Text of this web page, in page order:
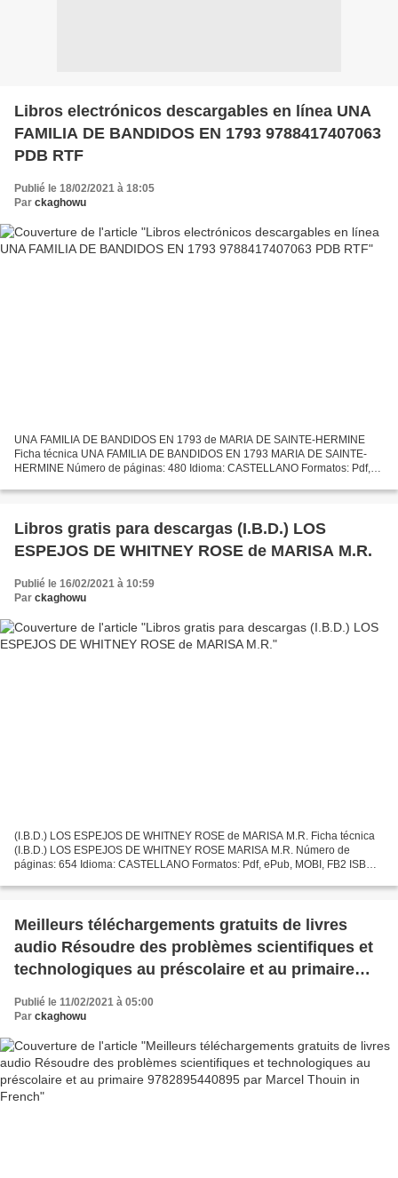
Libros electrónicos descargables en línea UNA
FAMILIA DE BANDIDOS EN 1793 9788417407063
PDB RTF
Publié le 18/02/2021 à 18:05
Par ckaghowu
UNA FAMILIA DE BANDIDOS EN 1793 de MARIA DE SAINTE-HERMINE
Ficha técnica UNA FAMILIA DE BANDIDOS EN 1793 MARIA DE SAINTE-
HERMINE Número de páginas: 480 Idioma: CASTELLANO Formatos: Pdf,
Libros gratis para descargas (I.B.D.) LOS
ESPEJOS DE WHITNEY ROSE de MARISA M.R.
Publié le 16/02/2021 à 10:59
Par ckaghowu
(I.B.D.) LOS ESPEJOS DE WHITNEY ROSE de MARISA M.R. Ficha técnica
(I.B.D.) LOS ESPEJOS DE WHITNEY ROSE MARISA M.R. Número de
páginas: 654 Idioma: CASTELLANO Formatos: Pdf, ePub, MOBI, FB2 ISBN:
Meilleurs téléchargements gratuits de livres
audio Résoudre des problèmes scientifiques et
technologiques au préscolaire et au primaire
Publié le 11/02/2021 à 05:00
Par ckaghowu